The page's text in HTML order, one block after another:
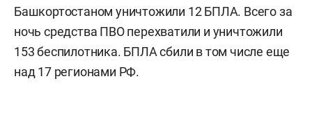
Башкортостаном уничтожили 12 БПЛА. Всего за
ночь средства ПВО перехватили и уничтожили
153 беспилотника. БПЛА сбили в том числе еще
над 17 регионами РФ.